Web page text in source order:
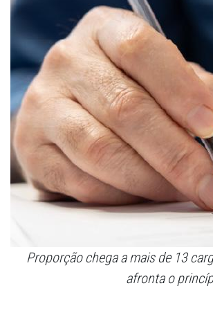
Proporção chega a mais de 13
afronta o